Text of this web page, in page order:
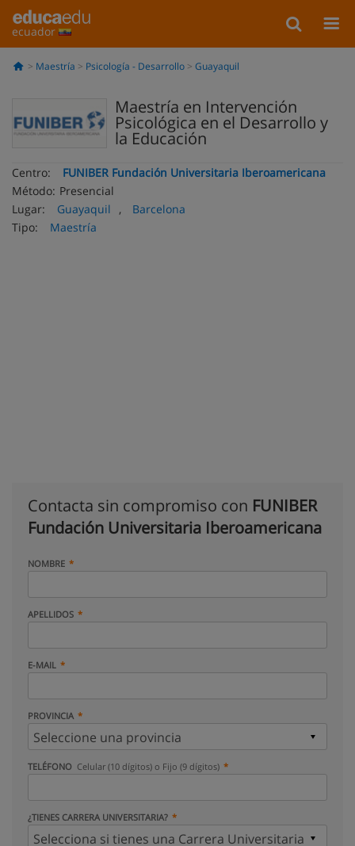
ecuador
Maestría Psicología - Desarrollo Guayaquil
Maestría en Intervención
Psicológica en el Desarrollo y
la Educación
Centro:
FUNIBER Fundación Universitaria Iberoamericana
Método: Presencial
Lugar:
Guayaquil ,
Barcelona
Tipo:
Maestría
Contacta sin compromiso con FUNIBER
Fundación Universitaria Iberoamericana
NOMBRE
APELLIDOS
E-MAIL
PROVINCIA
TELÉFONO Celular (10 dígitos) o Fijo (9 dígitos)
¿TIENES CARRERA UNIVERSITARIA?